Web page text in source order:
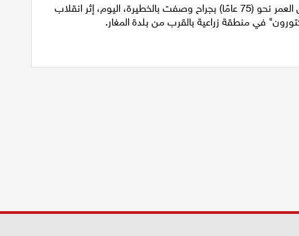
أصيب رجل يبلغ من العمر نحو (75 عامًا) بجراح وصفت بالخطيرة، اليوم، إثر انقلاب
في منطقة زراعية بالقرب من بلدة المغار.